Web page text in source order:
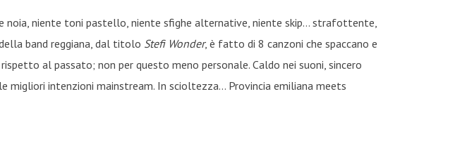
noia, niente toni pastello, niente sfighe alternative, niente skip… strafottente,
band reggiana, dal titolo Stefi Wonder, è fatto di 8 canzoni che spaccano e
al passato; non per questo meno personale. Caldo nei suoni, sincero
migliori intenzioni mainstream. In scioltezza… Provincia emiliana meets